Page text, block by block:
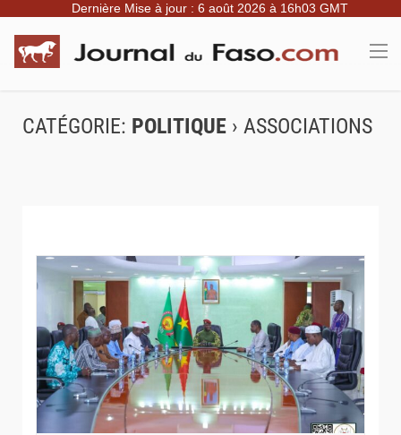
Dernière Mise à jour : 6 août 2026 à 16h03 GMT
CATÉGORIE: POLITIQUE › ASSOCIATIONS